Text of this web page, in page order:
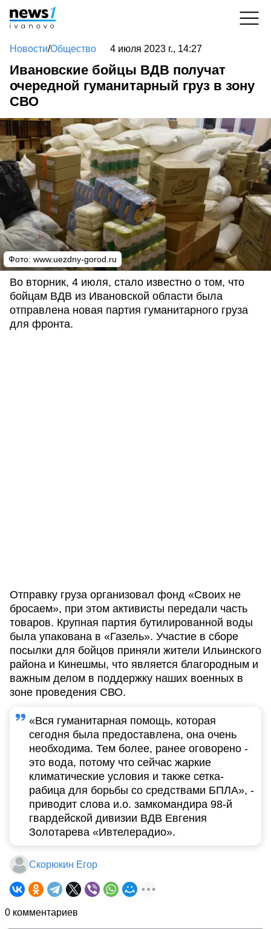
Новости/Общество 4 июля 2023 г., 14:27
Ивановские бойцы ВДВ получат
очередной гуманитарный груз в зону
СВО
Фото: www.uezdny-gorod.ru
Во вторник, 4 июля, стало известно о том, что
бойцам ВДВ из Ивановской области была
отправлена новая партия гуманитарного груза
для фронта.
Отправку груза организовал фонд «Своих не
бросаем», при этом активисты передали часть
товаров. Крупная партия бутилированной воды
была упакована в «Газель». Участие в сборе
посылки для бойцов приняли жители Ильинского
района и Кинешмы, что является благородным и
важным делом в поддержку наших военных в
зоне проведения СВО.
«Вся гуманитарная помощь, которая
сегодня была предоставлена, она очень
необходима. Тем более, ранее оговорено -
это вода, потому что сейчас жаркие
климатические условия и также сетка-
рабица для борьбы со средствами БПЛА», -
приводит слова и.о. замкомандира 98-й
гвардейской дивизии ВДВ Евгения
Золотарева «Ивтелерадио».
Скорюкин Егор
0 комментариев